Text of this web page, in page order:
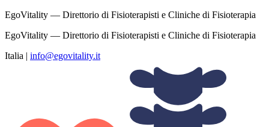
EgoVitality — Direttorio di Fisioterapisti e Cliniche di Fisioterapia
EgoVitality — Direttorio di Fisioterapisti e Cliniche di Fisioterapia
Italia | info@egovitality.it